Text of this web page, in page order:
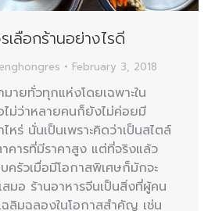
เลือกร้านอย่างไรดี
February 3, 2018
ายทั่วทุกแห่งโดยเฉพาะใน
ไม่ว่าหลายคนก็ยังไม่ค่อยมี
หร่ นั่นเป็นเพราะคิดว่าเป็นสไตล์
คารที่มีราคาสูง แต่ที่จริงแล้ว
ครัวเมื่อมีโอกาสพิเศษก็มักจะ
มอ ร้านอาหารจีนเป็นสิ่งที่ผู้คน
ลิมฉลองในโอกาสสำคัญ เช่น